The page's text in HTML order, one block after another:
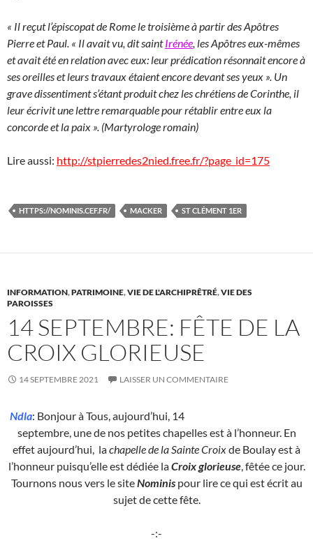
« Il reçut l’épiscopat de Rome le troisième à partir des Apôtres
Pierre et Paul. « Il avait vu, dit saintIrénée, les Apôtres eux-mêmes
et avait été en relation avec eux: leur prédication résonnait encore à
ses oreilles et leurs travaux étaient encore devant ses yeux ». Un
grave dissentiment s’étant produit chez les chrétiens de Corinthe, il
leur écrivit une lettre remarquable pour rétablir entre eux la
concorde et la paix ». (Martyrologe romain)
Lire aussi: http://stpierredes2nied.free.fr/?page_id=175
HTTPS://NOMINIS.CEF.FR/ MACKER ST CLÉMENT 1ER
INFORMATION,PATRIMOINE,VIE DE L'ARCHIPRÊTRÉ,VIE DES
PAROISSES
14 SEPTEMBRE: FÊTE DE LA
CROIX GLORIEUSE
14 SEPTEMBRE 2021 LAISSER UN COMMENTAIRE
Ndla: Bonjour à Tous, aujourd’hui, 14
septembre, une de nos petites chapelles est à l’honneur. En
effet aujourd’hui, lachapelle de la Sainte Croixde Boulay est à
l’honneur puisqu’elle est dédiée laCroix glorieuse, fêtée ce jour.
Tournons nous vers le siteNominispour lire ce qui est écrit au
sujet de cette fête.
-:-